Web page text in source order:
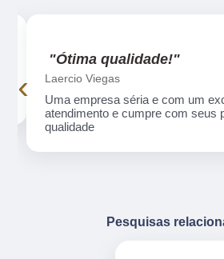
"Ótima qualidade!"
Laercio Viegas
Uma empresa séria e com um
atendimento e cumpre com seus
qualidade
‹
Pesquisas